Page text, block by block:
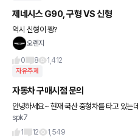
제네시스 G90, 구형 VS 신형
역시 신형이 짱?
오렌지
0
8 1,412
자유주제
자동차 구매시점 문의
안녕하세요~ 현재 국산 중형차를 타고 있는데 28만을 앞두고 있습니다. 슬슬 차를 보내
줄때가 된거 같아서 내년 하반기쯤 차량구매를 예상하고 있었습니다. 근데 반도체 이슈로
옵션은 빠지고 할인도
spk7
1
12 1,549